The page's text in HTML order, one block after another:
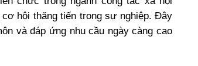
hội thăng tiến trong sự nghiệp. Đây
và đáp ứng nhu cầu ngày càng cao